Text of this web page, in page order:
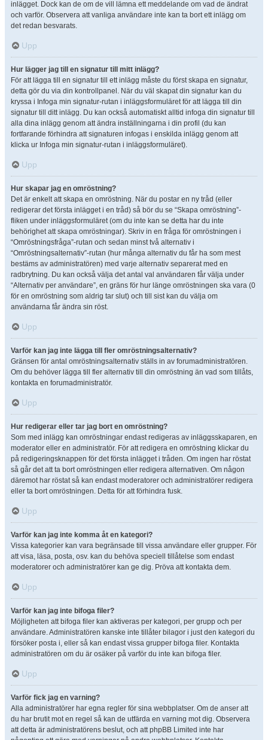
inlägget. Dock kan de om de vill lämna ett meddelande om vad de ändrat
och varför. Observera att vanliga användare inte kan ta bort ett inlägg om
det redan besvarats.
Upp
Hur lägger jag till en signatur till mitt inlägg?
För att lägga till en signatur till ett inlägg måste du först skapa en signatur,
detta gör du via din kontrollpanel. När du väl skapat din signatur kan du
kryssa i Infoga min signatur-rutan i inläggsformuläret för att lägga till din
signatur till ditt inlägg. Du kan också automatiskt alltid infoga din signatur till
alla dina inlägg genom att ändra inställningarna i din profil (du kan
fortfarande förhindra att signaturen infogas i enskilda inlägg genom att
klicka ur Infoga min signatur-rutan i inläggsformuläret).
Upp
Hur skapar jag en omröstning?
Det är enkelt att skapa en omröstning. När du postar en ny tråd (eller
redigerar det första inlägget i en tråd) så bör du se “Skapa omröstning”-
fliken under inläggsformuläret (om du inte kan se detta har du inte
behörighet att skapa omröstningar). Skriv in en fråga för omröstningen i
“Omröstningsfråga”-rutan och sedan minst två alternativ i
“Omröstningsalternativ”-rutan (hur många alternativ du får ha som mest
bestäms av administratören) med varje alternativ separerat med en
radbrytning. Du kan också välja det antal val användaren får välja under
“Alternativ per användare”, en gräns för hur länge omröstningen ska vara (0
för en omröstning som aldrig tar slut) och till sist kan du välja om
användarna får ändra sin röst.
Upp
Varför kan jag inte lägga till fler omröstningsalternativ?
Gränsen för antal omröstningsalternativ ställs in av forumadministratören.
Om du behöver lägga till fler alternativ till din omröstning än vad som tillåts,
kontakta en forumadministratör.
Upp
Hur redigerar eller tar jag bort en omröstning?
Som med inlägg kan omröstningar endast redigeras av inläggsskaparen, en
moderator eller en administratör. För att redigera en omröstning klickar du
på redigeringsknappen för det första inlägget i tråden. Om ingen har röstat
så går det att ta bort omröstningen eller redigera alternativen. Om någon
däremot har röstat så kan endast moderatorer och administratörer redigera
eller ta bort omröstningen. Detta för att förhindra fusk.
Upp
Varför kan jag inte komma åt en kategori?
Vissa kategorier kan vara begränsade till vissa användare eller grupper. För
att visa, läsa, posta, osv. kan du behöva speciell tillåtelse som endast
moderatorer och administratörer kan ge dig. Pröva att kontakta dem.
Upp
Varför kan jag inte bifoga filer?
Möjligheten att bifoga filer kan aktiveras per kategori, per grupp och per
användare. Administratören kanske inte tillåter bilagor i just den kategori du
försöker posta i, eller så kan endast vissa grupper bifoga filer. Kontakta
administratören om du är osäker på varför du inte kan bifoga filer.
Upp
Varför fick jag en varning?
Alla administratörer har egna regler för sina webbplatser. Om de anser att
du har brutit mot en regel så kan de utfärda en varning mot dig. Observera
att detta är administratörens beslut, och att phpBB Limited inte har